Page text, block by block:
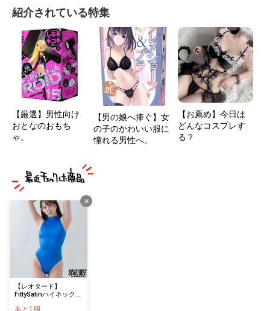
紹介されている特集
【厳選】男性向け
おとなのおもち
ゃ。
【男の娘へ捧ぐ】女
の子のかわいい服に
憧れる男性へ。
【お薦め】今日は
どんなコスプレす
る？
×
【レオタード】
FittySatinハイネックレ